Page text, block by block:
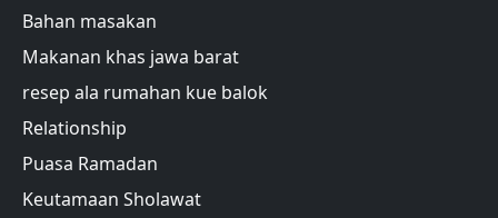
Bahan masakan
Makanan khas jawa barat
resep ala rumahan kue balok
Relationship
Puasa Ramadan
Keutamaan Sholawat